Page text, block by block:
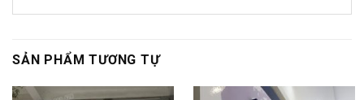
SẢN PHẨM TƯƠNG TỰ